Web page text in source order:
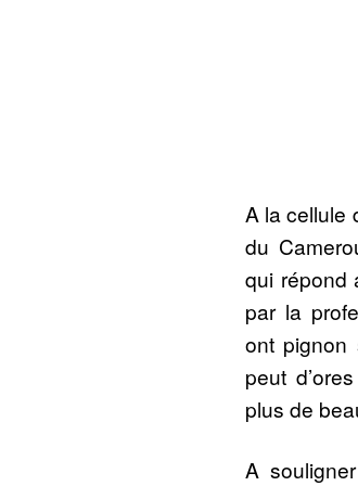
A la cellule
du
qui
par la
ont pignon
peut
plus de
A